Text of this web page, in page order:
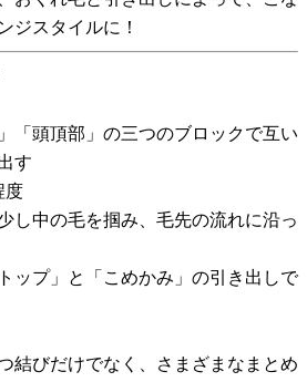
ジスタイルに！
「頭頂部」の三つのブロックで互い
す
度
し中の毛を掴み、毛先の流れに沿っ
ップ」と「こめかみ」の引き出しで
びだけでなく、さまざまなまとめ